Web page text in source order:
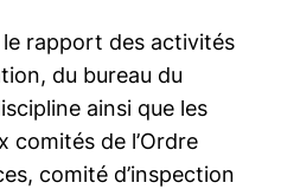
rapport des activités
du bureau du
ainsi que les
comités de l’Ordre
comité d’inspection